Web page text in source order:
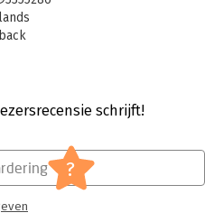
schrijft!
?